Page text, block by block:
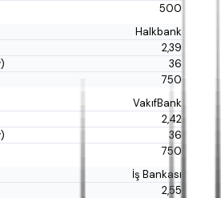
500
Halkbank
2,39
36
750
VakıfBank
2,42
36
750
İş Bankası
2,55